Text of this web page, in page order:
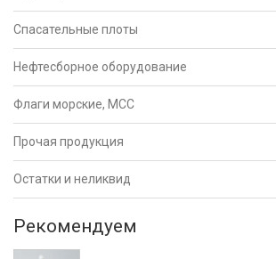
Спасательные плоты
Нефтесборное оборудование
Флаги морские, МСС
Прочая продукция
Остатки и неликвид
Рекомендуем